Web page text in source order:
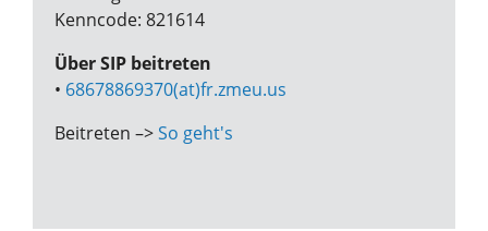
Kenncode: 821614
Über SIP beitreten
• 68678869370(at)fr.zmeu.us
Beitreten –>So geht's